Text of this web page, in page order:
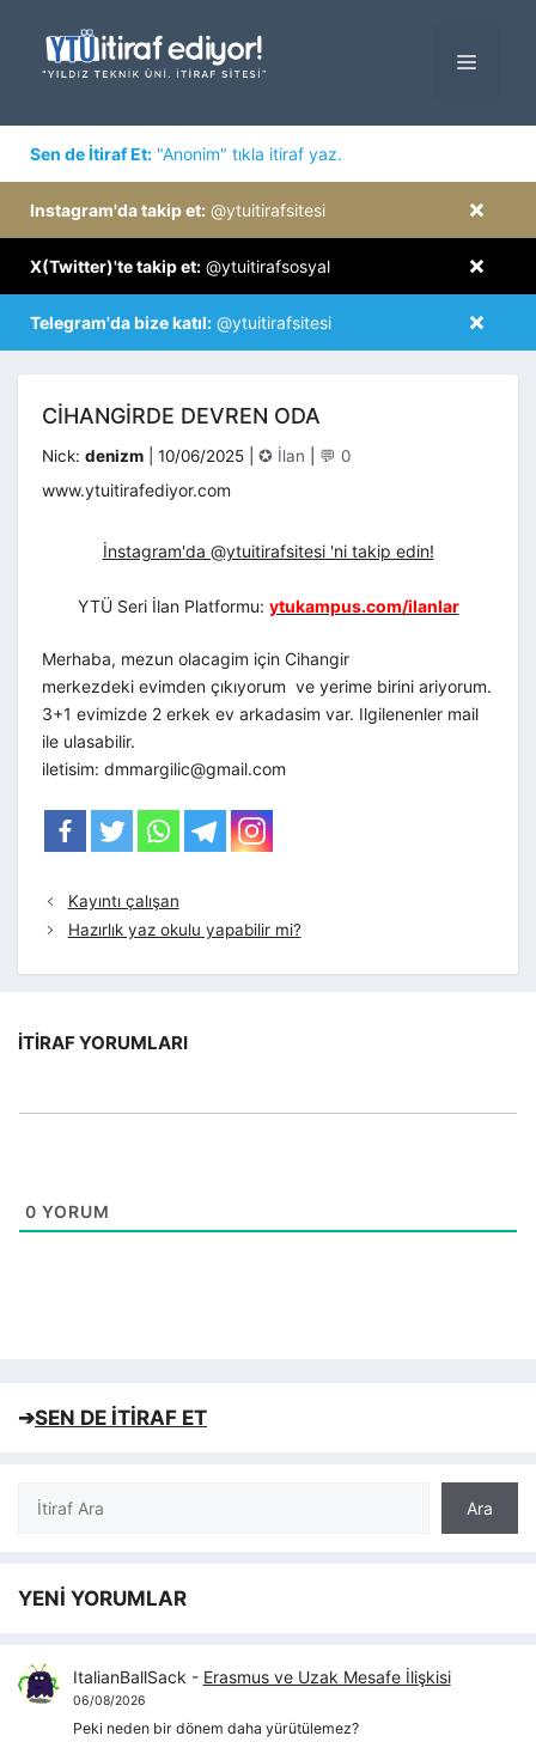
MENÜ
Sen de İtiraf Et: "Anonim" tıkla itiraf yaz.
×
Instagram'da takip et: @ytuitirafsitesi
×
X(Twitter)'te takip et: @ytuitirafsosyal
×
Telegram'da bize katıl: @ytuitirafsitesi
CİHANGİRDE DEVREN ODA
Nick: denizm 10/06/2025 Kategoriler
✪ İlan 💬 0
www.ytuitirafediyor.com
İnstagram'da @ytuitirafsitesi 'ni takip edin!
YTÜ Seri İlan Platformu: ytukampus.com/ilanlar
Merhaba, mezun olacagim için Cihangir
merkezdeki evimden çıkıyorum ve yerime birini ariyorum.
3+1 evimizde 2 erkek ev arkadasim var. Ilgilenenler mail
ile ulasabilir.
iletisim: dmmargilic@gmail.com
Kayıntı çalışan
Hazırlık yaz okulu yapabilir mi?
İTIRAF YORUMLARI
0 YORUM
➔SEN DE İTİRAF ET
Ara
Ara
YENİ YORUMLAR
ItalianBallSack - Erasmus ve Uzak Mesafe İlişkisi
06/08/2026
Peki neden bir dönem daha yürütülemez?